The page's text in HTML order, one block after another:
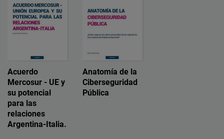
Acuerdo
Mercosur - UE y
su potencial
para las
relaciones
Argentina-Italia.
Anatomía de la
Ciberseguridad
Pública